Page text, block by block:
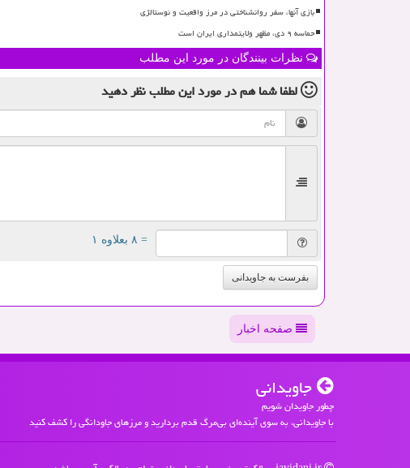
بازی آنها، سفر روانشناختی در مرز واقعیت و نوستالژی
حماسه ۹ دی، مظهر ولایتمداری ایران است
نظرات بینندگان در مورد این مطلب
لطفا شما همدر مورد این مطلبنظر دهید
= ۸ بعلاوه ۱
بفرست به جاویدانی
صفحه اخبار
جاویدانی
چطور جاویدان شویم
با جاویدانی، به سوی آینده‌ای بی‌مرگ قدم بردارید و مرزهای جاودانگی را کشف کنید